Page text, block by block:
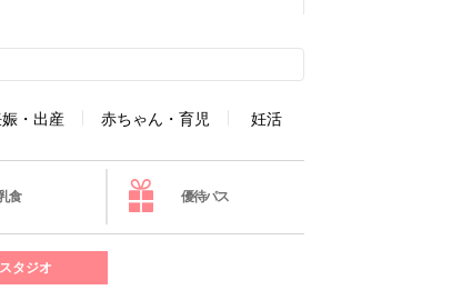
・出産 赤ちゃん・育児 妊活
食 優待パス
タジオ